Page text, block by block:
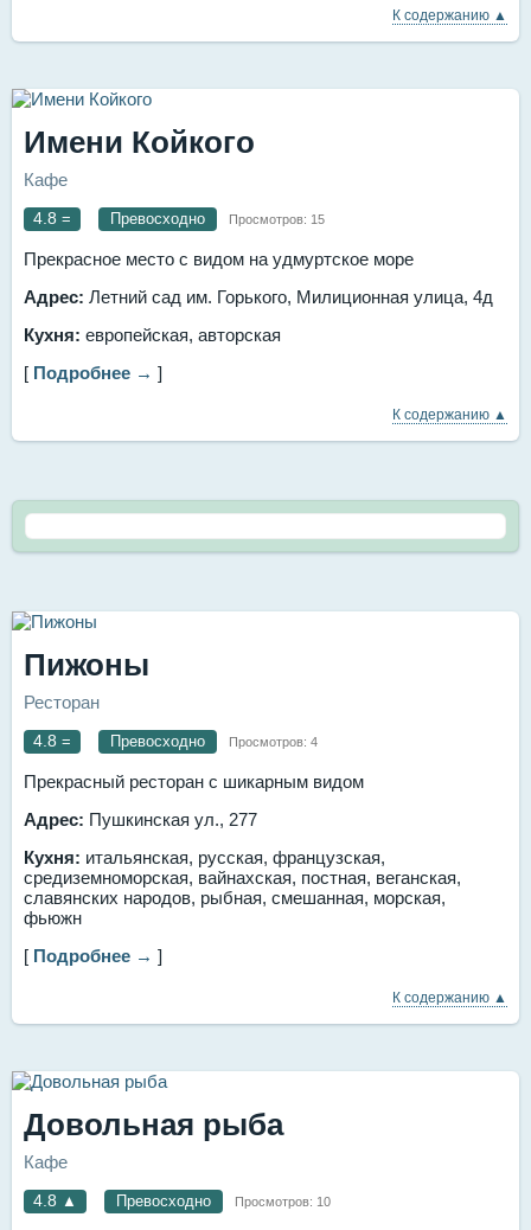
К содержанию ▲
Имени Койкого
Кафе
4.8 = Превосходно Просмотров: 15
Прекрасное место с видом на удмуртское море
Адрес: ​Летний сад им. Горького, ​Милиционная улица, 4д
Кухня: европейская, авторская
[ Подробнее → ]
К содержанию ▲
Пижоны
Ресторан
4.8 = Превосходно Просмотров: 4
Прекрасный ресторан с шикарным видом
Адрес: Пушкинская ул., 277
Кухня: итальянская, русская, французская,
средиземноморская, вайнахская, постная, веганская,
славянских народов, рыбная, смешанная, морская,
фьюжн
[ Подробнее → ]
К содержанию ▲
Довольная рыба
Кафе
4.8 ▲ Превосходно Просмотров: 10